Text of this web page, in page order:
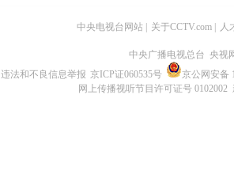
中央电视台网站 关于CCTV.com 人
中央广播电视总台 央视
违法和不良信息举报 京ICP证060535号
京公网安备
网上传播视听节目许可证号 0102002